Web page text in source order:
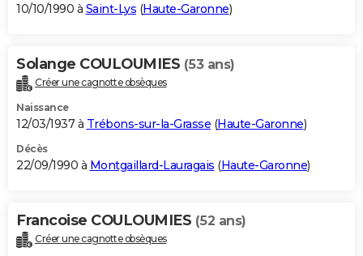
10/10/1990 à Saint-Lys (Haute-Garonne)
Solange COULOUMIES (53 ans)
Créer une cagnotte obsèques
Naissance
12/03/1937 à Trébons-sur-la-Grasse (Haute-Garonne)
Décès
22/09/1990 à Montgaillard-Lauragais (Haute-Garonne)
Francoise COULOUMIES (52 ans)
Créer une cagnotte obsèques